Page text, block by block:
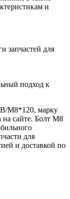
и
запчастей для
подход к
B/M8*120, марку
сайте. Болт M8
для
и доставкой по